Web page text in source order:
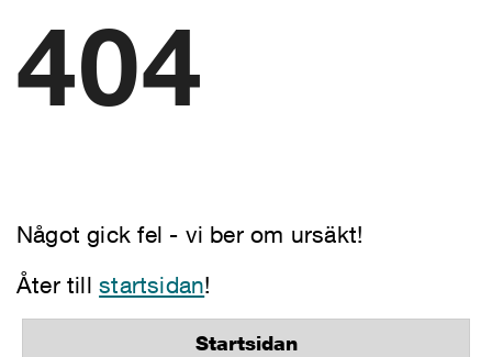
404
Något gick fel - vi ber om ursäkt!
Åter tillstartsidan!
Startsidan